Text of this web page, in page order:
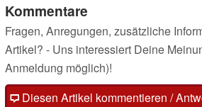
Kommentare
Fragen, Anregungen, zusätzliche
Artikel? - Uns interessiert Deine
Anmeldung möglich)!
Diesen Artikel kommentieren /